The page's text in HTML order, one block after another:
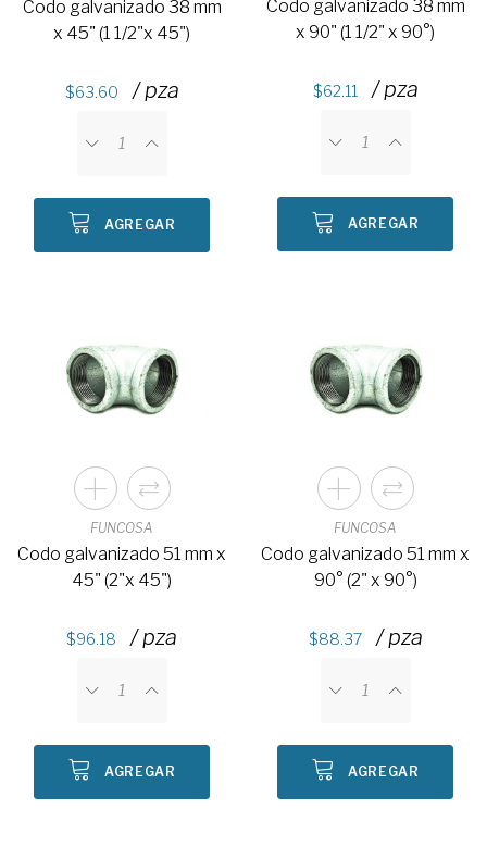
Codo galvanizado 38 mm
x 45" (1 1/2"x 45")
63.60 / pza
AGREGAR
Codo galvanizado 38 mm
x 90" (1 1/2" x 90°)
62.11 / pza
AGREGAR
FUNCOSA
Codo galvanizado 51 mm x
45" (2"x 45")
96.18 / pza
AGREGAR
FUNCOSA
Codo galvanizado 51 mm x
90° (2" x 90°)
88.37 / pza
AGREGAR